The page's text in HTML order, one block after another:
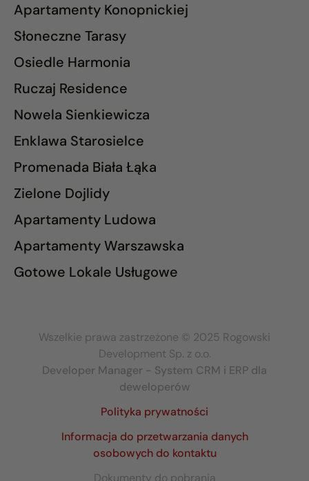
Apartamenty Konopnickiej
Słoneczne Tarasy
Osiedle Harmonia
Ruczaj Residence
Nowela Sienkiewicza
Enklawa Starosielce
Promenada Biała Łąka
Zielone Dojlidy
Apartamenty Ludowa
Apartamenty Warszawska
Gotowe Lokale Usługowe
Wszelkie prawa zastrzeżone © 2025 Rogowski
Development Sp. z o.o.
Developer Manager - System CRM i ERP dla
deweloperów
Polityka prywatności
Informacja do przetwarzania danych
osobowych do kontaktu